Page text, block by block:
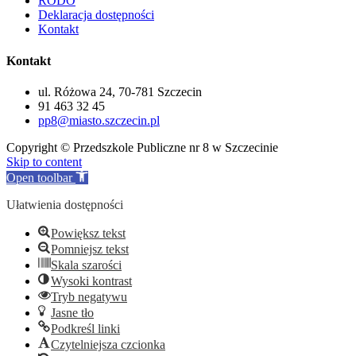
Deklaracja dostępności
Kontakt
Kontakt
ul. Różowa 24, 70-781 Szczecin
91 463 32 45
pp8@miasto.szczecin.pl
Copyright © Przedszkole Publiczne nr 8 w Szczecinie
Skip to content
Open toolbar
Ułatwienia dostępności
Powiększ tekst
Pomniejsz tekst
Skala szarości
Wysoki kontrast
Tryb negatywu
Jasne tło
Podkreśl linki
Czytelniejsza czcionka